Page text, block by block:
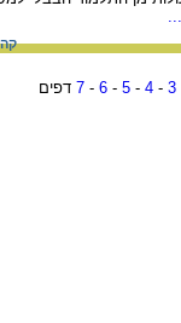
3
-
4
-
5
-
6
-
7 דפים